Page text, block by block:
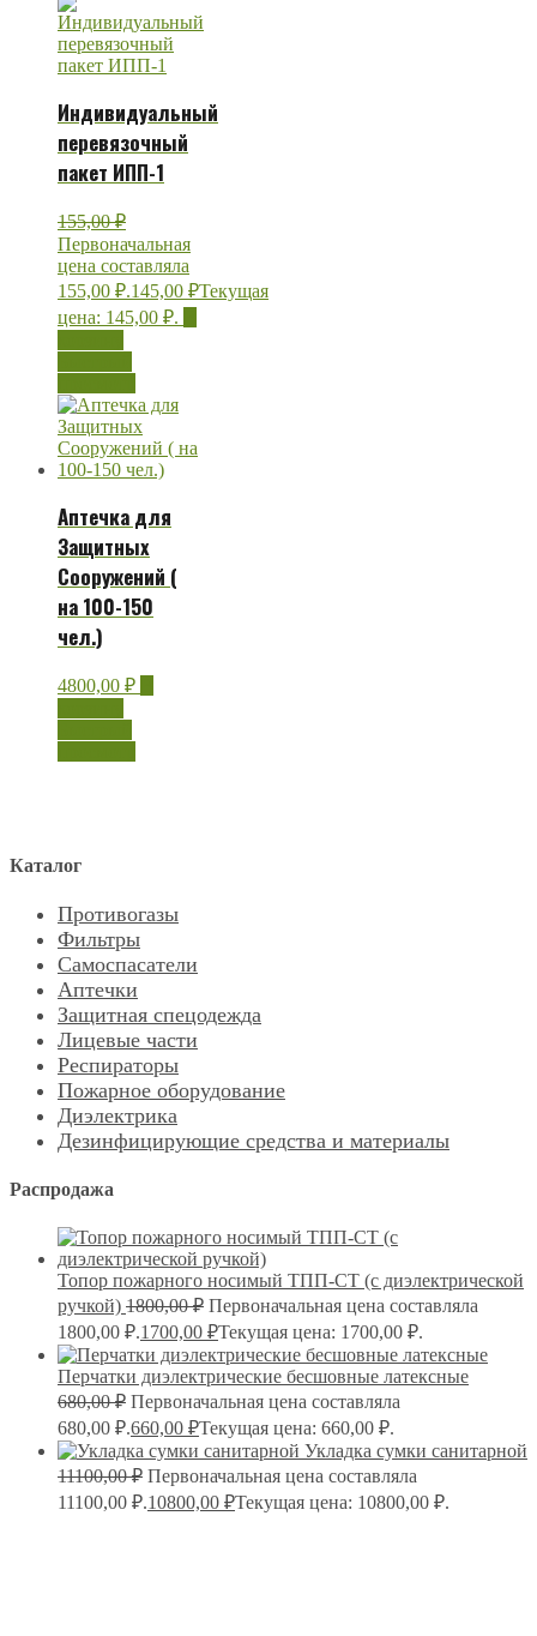
Индивидуальный
перевязочный
пакет ИПП-1
155,00₽
Первоначальная
цена составляла
155,00 ₽.145,00 ₽Текущая
цена: 145,00 ₽.
Аптечка для
Защитных
Сооружений (
на 100-150
чел.)
4800,00 ₽
Каталог
Противогазы
Фильтры
Самоспасатели
Аптечки
Защитная спецодежда
Лицевые части
Респираторы
Пожарное оборудование
Диэлектрика
Дезинфицирующие средства и материалы
Распродажа
Топор пожарного носимый ТПП-СТ (с диэлектрической
ручкой) 1800,00₽ Первоначальная цена составляла
1800,00 ₽.1700,00 ₽Текущая цена: 1700,00 ₽.
Перчатки диэлектрические бесшовные латексные
680,00₽ Первоначальная цена составляла
680,00 ₽.660,00 ₽Текущая цена: 660,00 ₽.
Укладка сумки санитарной
11100,00₽ Первоначальная цена составляла
11100,00 ₽.10800,00 ₽Текущая цена: 10800,00 ₽.